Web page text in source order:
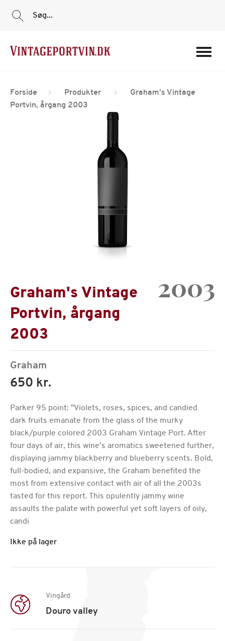
Portvinshuse
Søg...
Forside Produkter
Graham's Vintage
Portvin, årgang 2003
Graham's Vintage
Portvin, årgang
2003
2003
Graham
650 kr.
Parker 95 point: "Violets, roses, spices, and candied
dark fruits emanate from the glass of the murky
black/purple colored 2003 Graham Vintage Port. After
four days of air, this wine’s aromatics sweetened further,
displaying jammy blackberry and blueberry scents. Bold,
full-bodied, and expansive, the Graham benefited the
most from extensive contact with air of all the 2003s
tasted for this report. This opulently jammy wine
assaults the palate with powerful yet soft layers of oily,
candi
Ikke på lager
Vingård
Douro valley